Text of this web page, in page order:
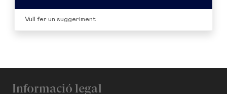
Vull fer un suggeriment
Informació legal